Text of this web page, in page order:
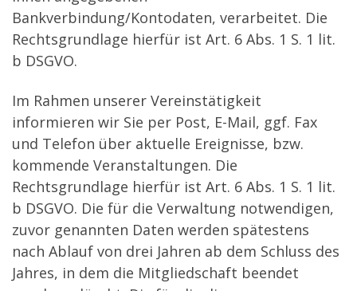
Bankverbindung/Kontodaten, verarbeitet. Die
Rechtsgrundlage hierfür ist Art. 6 Abs. 1 S. 1 lit.
b DSGVO.
Im Rahmen unserer Vereinstätigkeit
informieren wir Sie per Post, E-Mail, ggf. Fax
und Telefon über aktuelle Ereignisse, bzw.
kommende Veranstaltungen. Die
Rechtsgrundlage hierfür ist Art. 6 Abs. 1 S. 1 lit.
b DSGVO. Die für die Verwaltung notwendigen,
zuvor genannten Daten werden spätestens
nach Ablauf von drei Jahren ab dem Schluss des
Jahres, in dem die Mitgliedschaft beendet